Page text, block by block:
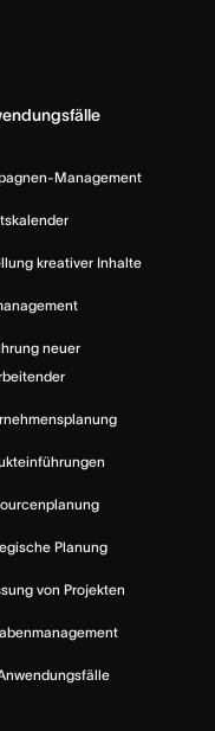
Management
kreativer Inhalte
neuer
Planung
von Projekten